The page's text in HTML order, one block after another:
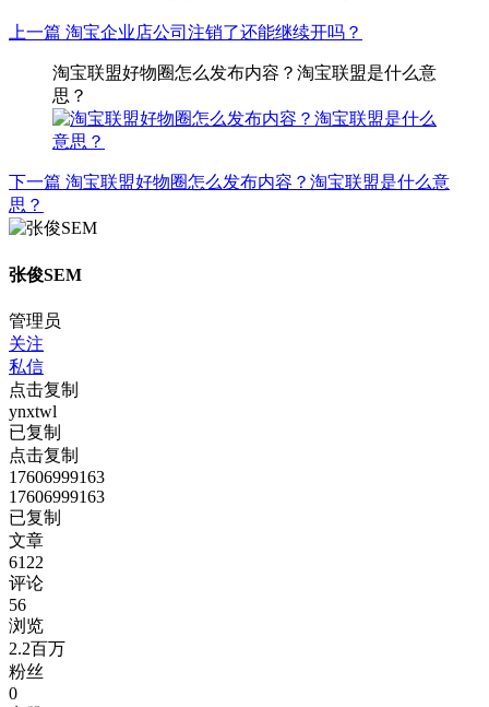
上一篇 淘宝企业店公司注销了还能继续开吗？
淘宝联盟好物圈怎么发布内容？淘宝联盟是什么意
思？
下一篇 淘宝联盟好物圈怎么发布内容？淘宝联盟是什么意
思？
张俊SEM
管理员
关注
私信
点击复制
ynxtwl
已复制
点击复制
17606999163
17606999163
已复制
文章
6122
评论
56
浏览
2.2百万
粉丝
0